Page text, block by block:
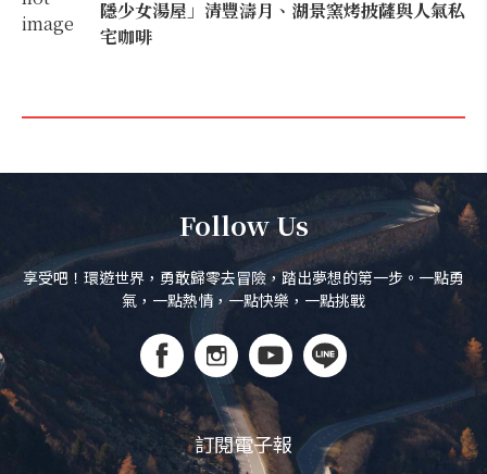
隱少女湯屋」清豐濤月、湖景窯烤披薩與人氣私
宅咖啡
Follow Us
享受吧！環遊世界，勇敢歸零去冒險，踏出夢想的第一步。一點勇
氣，一點熱情，一點快樂，一點挑戰
訂閱電子報